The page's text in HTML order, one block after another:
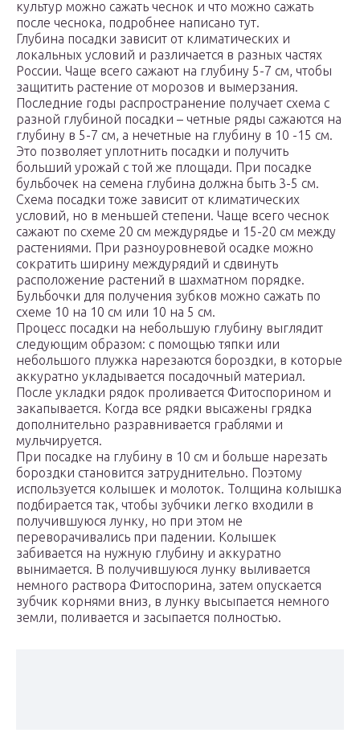
культур можно сажать чеснок и что можно сажать
после чеснока, подробнее написано тут.
Глубина посадки зависит от климатических и
локальных условий и различается в разных частях
России. Чаще всего сажают на глубину 5-7 см, чтобы
защитить растение от морозов и вымерзания.
Последние годы распространение получает схема с
разной глубиной посадки – четные ряды сажаются на
глубину в 5-7 см, а нечетные на глубину в 10 -15 см.
Это позволяет уплотнить посадки и получить
больший урожай с той же площади. При посадке
бульбочек на семена глубина должна быть 3-5 см.
Схема посадки тоже зависит от климатических
условий, но в меньшей степени. Чаще всего чеснок
сажают по схеме 20 см междурядье и 15-20 см между
растениями. При разноуровневой осадке можно
сократить ширину междурядий и сдвинуть
расположение растений в шахматном порядке.
Бульбочки для получения зубков можно сажать по
схеме 10 на 10 см или 10 на 5 см.
Процесс посадки на небольшую глубину выглядит
следующим образом: с помощью тяпки или
небольшого плужка нарезаются бороздки, в которые
аккуратно укладывается посадочный материал.
После укладки рядок проливается Фитоспорином и
закапывается. Когда все рядки высажены грядка
дополнительно разравнивается граблями и
мульчируется.
При посадке на глубину в 10 см и больше нарезать
бороздки становится затруднительно. Поэтому
используется колышек и молоток. Толщина колышка
подбирается так, чтобы зубчики легко входили в
получившуюся лунку, но при этом не
переворачивались при падении. Колышек
забивается на нужную глубину и аккуратно
вынимается. В получившуюся лунку выливается
немного раствора Фитоспорина, затем опускается
зубчик корнями вниз, в лунку высыпается немного
земли, поливается и засыпается полностью.